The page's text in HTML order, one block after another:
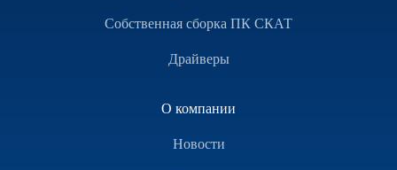
Собственная сборка ПК СКАТ
Драйверы
О компании
Новости